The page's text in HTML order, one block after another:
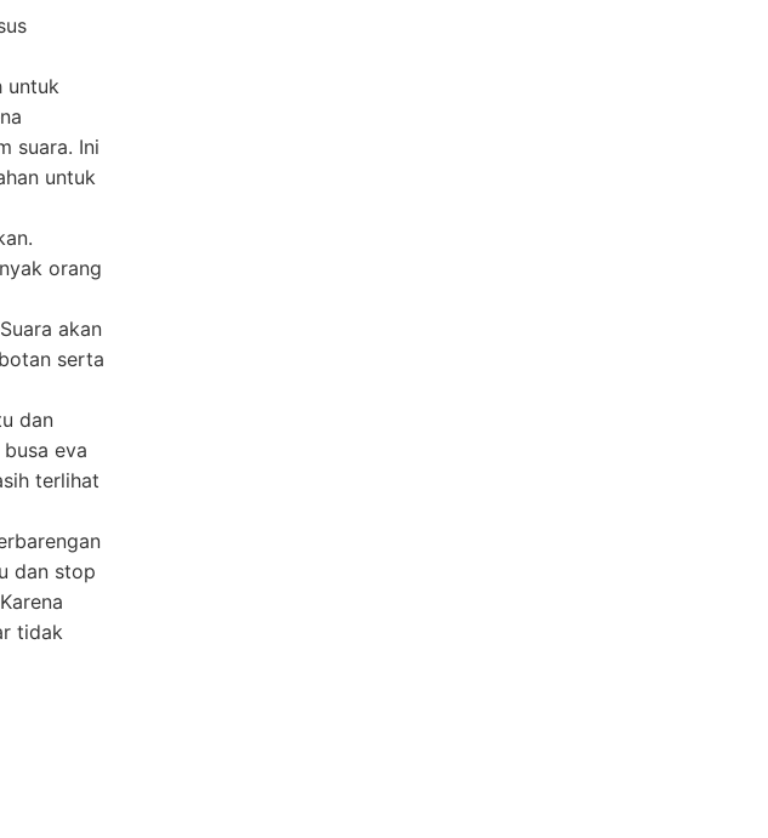
untuk
suara. Ini
untuk
orang
akan
serta
dan
eva
terlihat
dan stop
tidak